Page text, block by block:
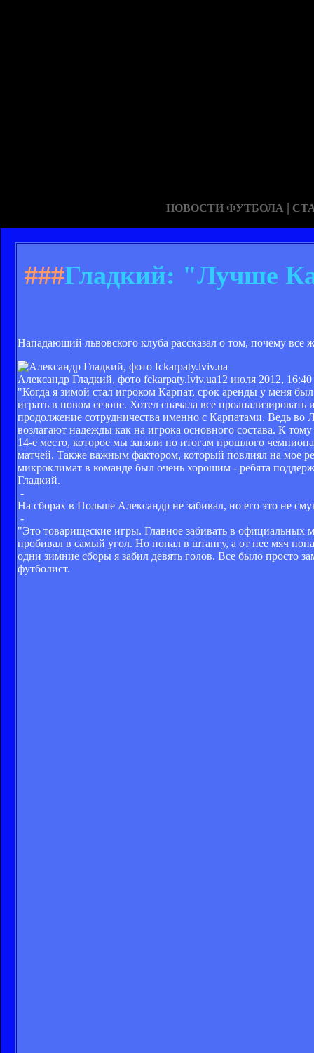
НОВОСТИ ФУТБОЛА |
###Гладкий: "Лучше
Нападающий львовского клуба рассказал о том, почему все
Александр Гладкий, фото fckarpaty.lviv.ua12 июля 2012, 16:40
"Когда я зимой стал игроком Карпат, срок аренды у меня
играть в новом сезоне. Хотел сначала все
продолжение сотрудничества именно с Карпатами. Ведь во
возлагают надежды как на игрока основного состава. К
14-е место, которое мы заняли по итогам прошлого
матчей. Также важным фактором, который повлиял на мое
микроклимат в команде был очень хорошим - ребята
Гладкий.
-
На сборах в Польше Александр не забивал, но его это не
-
"Это товарищеские игры. Главное забивать в официальных
пробивал в самый угол. Но попал в штангу, а от нее мяч
одни зимние сборы я забил девять голов. Все было просто
футболист.